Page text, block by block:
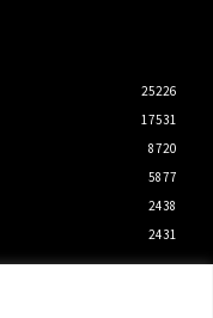
25226
17531
8720
5877
2438
2431